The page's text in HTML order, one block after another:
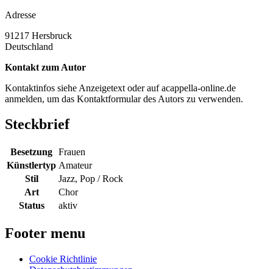
Adresse
91217 Hersbruck
Deutschland
Kontakt zum Autor
Kontaktinfos siehe Anzeigetext oder auf acappella-online.de
anmelden, um das Kontaktformular des Autors zu verwenden.
Steckbrief
Besetzung Frauen
Künstlertyp Amateur
Stil
Jazz, Pop / Rock
Art
Chor
Status
aktiv
Footer menu
Cookie Richtlinie